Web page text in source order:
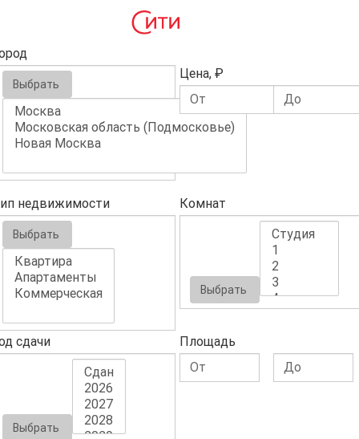
Выбрать
Цена, ₽
недвижимости
Выбрать
Комнат
Выбрать
сдачи
Выбрать
Площадь